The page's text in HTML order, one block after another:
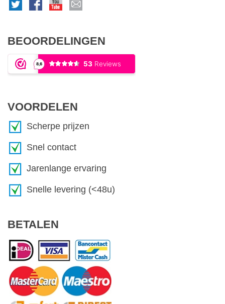
BEOORDELINGEN
VOORDELEN
Scherpe prijzen
Snel contact
Jarenlange ervaring
Snelle levering (<48u)
BETALEN